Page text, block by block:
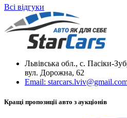
Всі відгуки
Львівська обл., с. Пасіки-
вул. Дорожна, 62
Email:
Кращі пропозиції авто з аукціонів